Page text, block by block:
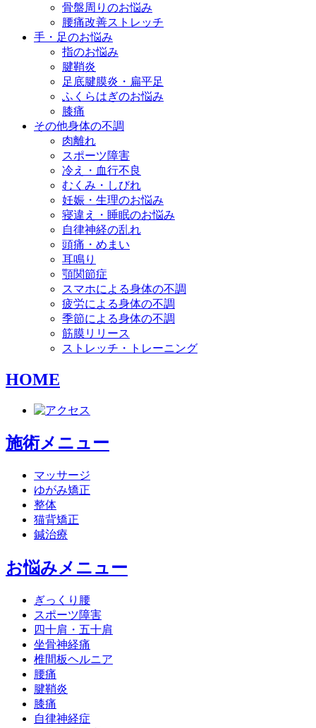
骨盤周りのお悩み
腰痛改善ストレッチ
手・足のお悩み
指のお悩み
腱鞘炎
足底腱膜炎・扁平足
ふくらはぎのお悩み
膝痛
その他身体の不調
肉離れ
スポーツ障害
冷え・血行不良
むくみ・しびれ
妊娠・生理のお悩み
寝違え・睡眠のお悩み
自律神経の乱れ
頭痛・めまい
耳鳴り
顎関節症
スマホによる身体の不調
疲労による身体の不調
季節による身体の不調
筋膜リリース
ストレッチ・トレーニング
HOME
施術メニュー
マッサージ
ゆがみ矯正
整体
猫背矯正
鍼治療
お悩みメニュー
ぎっくり腰
スポーツ障害
四十肩・五十肩
坐骨神経痛
椎間板ヘルニア
腰痛
腱鞘炎
膝痛
自律神経症